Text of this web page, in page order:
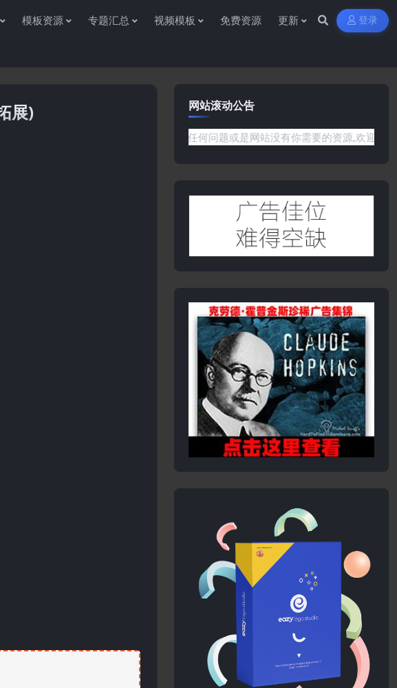
模板资源 专题汇总 视频模板 免费资源 更新 登录
展) 网站滚动公告
货铺获取各种信息资源!如果遇到任何问题或是网站没有你需要的资源,欢迎提交工单或